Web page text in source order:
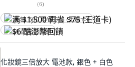
(6)
满 $1,500 再省 $75 (王道卡)
$6 酷澎幣回饋
化妝鏡三倍放大 電池款, 銀色 + 白色